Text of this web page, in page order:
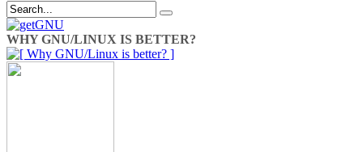
WHY GNU/LINUX IS BETTER?